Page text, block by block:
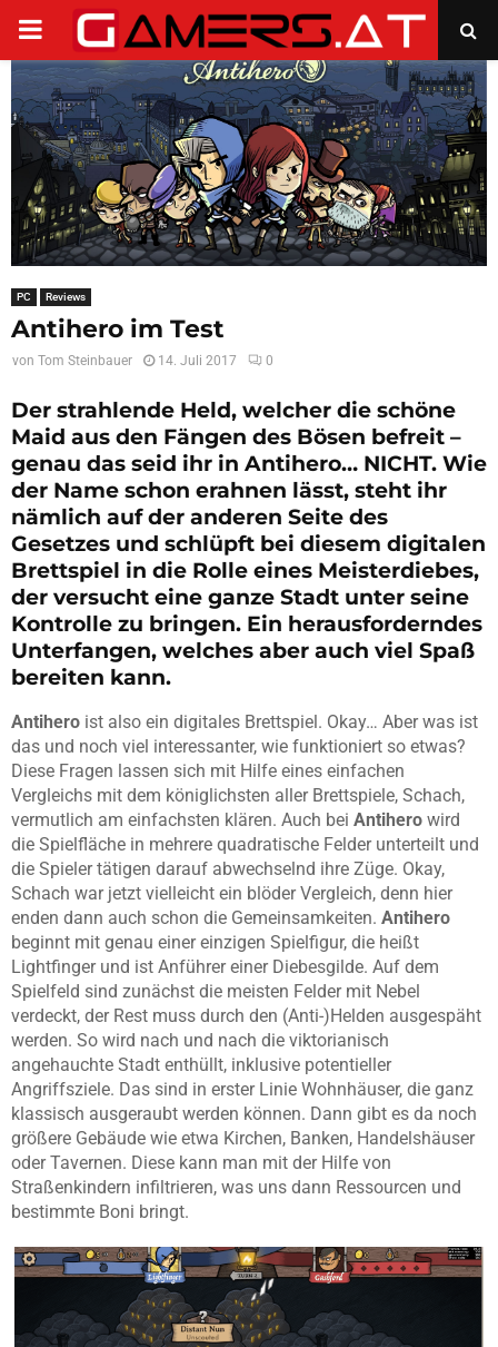
PRIMARY
MENU
PC Reviews
Antihero im Test
von Tom Steinbauer 14. Juli 2017 0
Der strahlende Held, welcher die schöne
Maid aus den Fängen des Bösen befreit –
genau das seid ihr in Antihero… NICHT. Wie
der Name schon erahnen lässt, steht ihr
nämlich auf der anderen Seite des
Gesetzes und schlüpft bei diesem digitalen
Brettspiel in die Rolle eines Meisterdiebes,
der versucht eine ganze Stadt unter seine
Kontrolle zu bringen. Ein herausforderndes
Unterfangen, welches aber auch viel Spaß
bereiten kann.
Antihero ist also ein digitales Brettspiel. Okay… Aber was ist
das und noch viel interessanter, wie funktioniert so etwas?
Diese Fragen lassen sich mit Hilfe eines einfachen
Vergleichs mit dem königlichsten aller Brettspiele, Schach,
vermutlich am einfachsten klären. Auch bei Antihero wird
die Spielfläche in mehrere quadratische Felder unterteilt und
die Spieler tätigen darauf abwechselnd ihre Züge. Okay,
Schach war jetzt vielleicht ein blöder Vergleich, denn hier
enden dann auch schon die Gemeinsamkeiten. Antihero
beginnt mit genau einer einzigen Spielfigur, die heißt
Lightfinger und ist Anführer einer Diebesgilde. Auf dem
Spielfeld sind zunächst die meisten Felder mit Nebel
verdeckt, der Rest muss durch den (Anti-)Helden ausgespäht
werden. So wird nach und nach die viktorianisch
angehauchte Stadt enthüllt, inklusive potentieller
Angriffsziele. Das sind in erster Linie Wohnhäuser, die ganz
klassisch ausgeraubt werden können. Dann gibt es da noch
größere Gebäude wie etwa Kirchen, Banken, Handelshäuser
oder Tavernen. Diese kann man mit der Hilfe von
Straßenkindern infiltrieren, was uns dann Ressourcen und
bestimmte Boni bringt.